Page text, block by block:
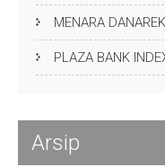
MENARA
PLAZA BANK
Arsip